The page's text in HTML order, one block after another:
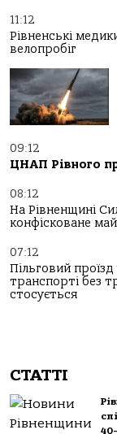
11:12
Рівненські
велопробіг
09:12
ЦНАП Рівного
08:12
На Рівненщині
конфісковане
07:12
Пільговий
транспорті без
стосується
СТАТТІ